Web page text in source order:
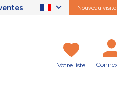
Nouveau
Votre liste